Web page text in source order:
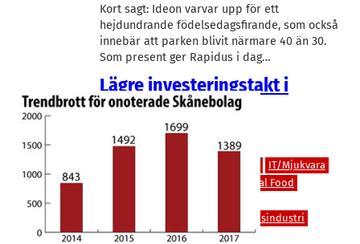
Kort sagt: Ideon varvar upp för ett
hejdundrande födelsedagsfirande, som också
innebär att parken blivit närmare 40 än 30.
Som present ger Rapidus i dag…
Lägre investeringstakt i
Skånes privatägda
teknikbolag
Bioteknik/Övrig life science
IT/Mjukvara
Livsmedel/Functional Food
Teknik/Verkstadsindustri
Telekom